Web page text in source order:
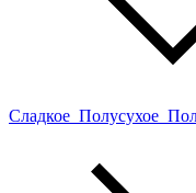
Сладкое Полусухое